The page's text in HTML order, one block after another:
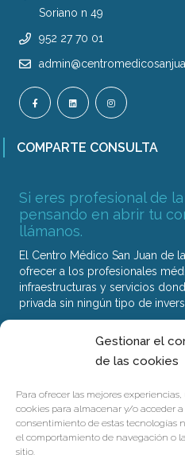
Gestionar el
de las cookies
Para ofrecer las mejores
cookies para almacenar y/o acceder
consentimiento de estas tecnologías
el comportamiento de navegación o
sitio.
Soriano n 49
952 27 70 01
COMPARTE CONSULTA
Si eres profesional de
pensando en abrir tu
llámanos.
El Centro Médico San Juan de
ofrecer a los profesionales
infraestructuras y servicios
privada sin ningún tipo de
Nuestro Centro
Contacto
Trabaja con nosotros